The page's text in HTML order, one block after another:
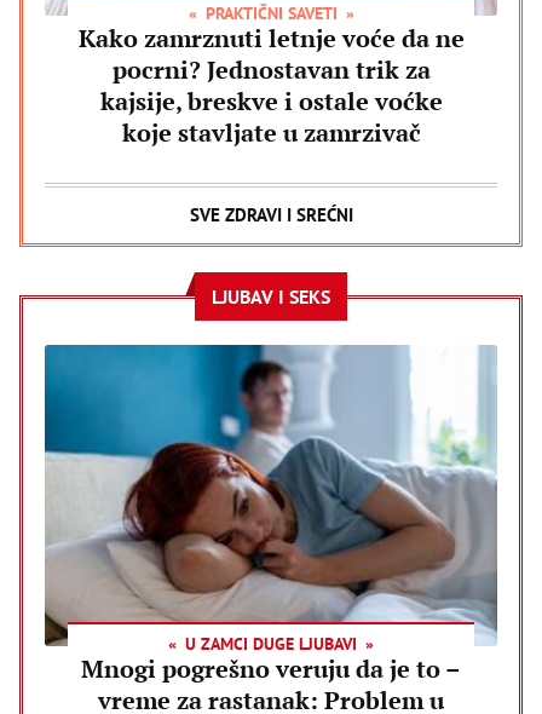
PRAKTIČNI SAVETI
Kako zamrznuti letnje voće da ne
pocrni? Jednostavan trik za
kajsije, breskve i ostale voćke
koje stavljate u zamrzivač
SVE ZDRAVI I SREĆNI
LJUBAV I SEKS
U ZAMCI DUGE LJUBAVI
Mnogi pogrešno veruju da je to –
vreme za rastanak: Problem u